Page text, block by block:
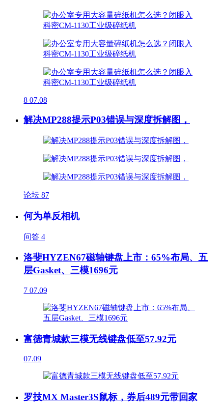
8 07.08
解决MP288提示P03错误与深度拆解图，
论坛 87
何为单反相机
问答 4
洛斐HYZEN67磁轴键盘上市：65%布局、五
层Gasket、三模1696元
7 07.09
富德青城款三模无线键盘低至57.92元
07.09
罗技MX Master3S鼠标，券后489元带回家